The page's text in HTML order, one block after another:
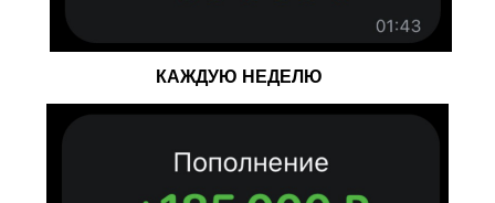
КАЖДУЮ НЕДЕЛЮ